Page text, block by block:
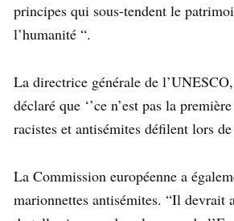
principes qui sous-tendent le
l’humanité “.
La directrice générale de
déclaré que ‘’ce n’est pas la
racistes et antisémites défilent lors de
La Commission européenne a
marionnettes antisémites. “Il devrait